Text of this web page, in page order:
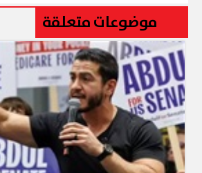
موضوعات متعلقة